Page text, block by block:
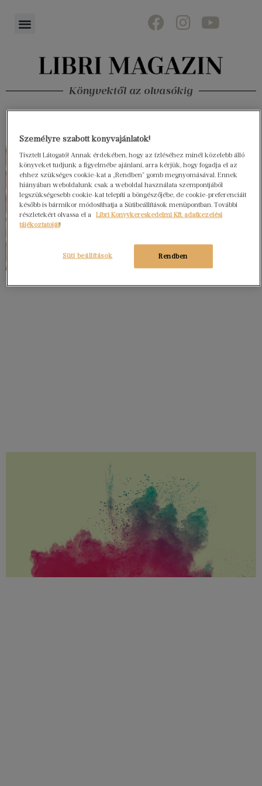
Könyvektől az olvasókig
Személyre szabott könyvajánlatok!
Tisztelt Látogató! Annak érdekében, hogy az ízléséhez minél közelebb álló
könyveket tudjunk a figyelmébe ajánlani, arra kérjük, hogy fogadja el az
ehhez szükséges cookie-kat a „Rendben” gomb megnyomásával. Ennek
hiányában weboldalunk csak a weboldal használata szempontjából
legszükségesebb cookie-kat telepíti a böngészőjébe, de cookie-preferenciáit
később is bármikor módosíthatja a Sütibeállítások menüpontban. További
részletekért olvassa el a
Libri Könyvkereskedelmi Kft. adatkezelési
tájékoztatóját!
Rendben
Süti beállítások